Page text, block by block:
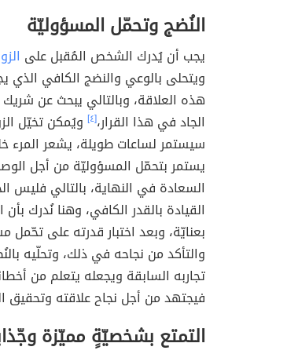
النُضج وتحمّل المسؤوليّة
يجب أن يُدرك الشخص المُقبل على
ويتحلى بالوعي والنضج الكافي الذي
هذه العلاقة، وبالتالي يبحث عن
الجاد في هذا القرار،[٤]
ويُمكن تخيّل
سيستمر لساعات طويلة، يشعر المرء
يستمر بتحمّل المسؤوليّة من أجل
السعادة في النهاية، بالتالي فليس
القيادة بالقدر الكافي، وهنا نُدرك
بعنايّة، وبعد اختبار قدرته على تحّمل
والتأكد من نجاحه في ذلك، وتحلّيه
تجاربه السابقة ويجعله يتعلم من
فيجتهد من أجل نجاح علاقته وتحقيق
التمتع بشخصيّةٍ مميّزة